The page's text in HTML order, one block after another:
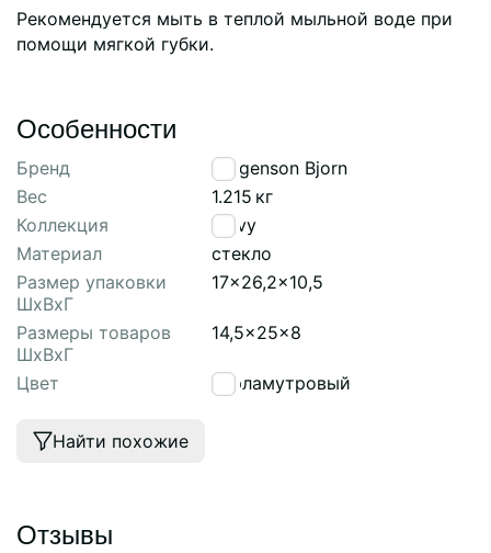
Рекомендуется мыть в теплой мыльной воде при
помощи мягкой губки.
Особенности
Бренд
Bergenson Bjorn
Вес
1.215 кг
Коллекция
Wavy
Материал
стекло
Размер упаковки
ШхВхГ
17x26,2x10,5
Размеры товаров
ШхВхГ
14,5x25x8
Цвет перламутровый
Найти похожие
Отзывы